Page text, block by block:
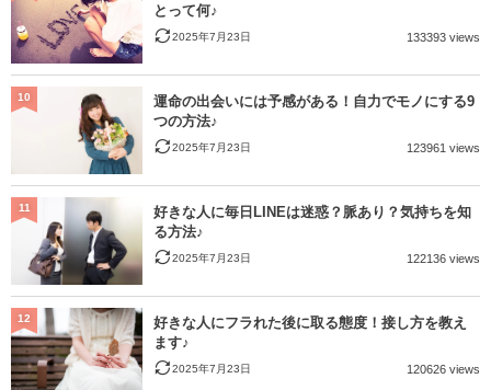
とって何♪
2025年7月23日 133393 views
運命の出会いには予感がある！自力でモノにする9
つの方法♪
2025年7月23日 123961 views
10
好きな人に毎日LINEは迷惑？脈あり？気持ちを知
る方法♪
2025年7月23日 122136 views
11
好きな人にフラれた後に取る態度！接し方を教え
ます♪
2025年7月23日 120626 views
12